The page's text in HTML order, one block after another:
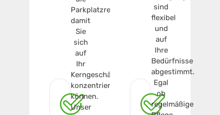
Parkplatzreinigung,
damit
Sie
sich
auf
Ihr
Kerngeschäft
konzentrieren
können.
Unser
sind
flexibel
und
auf
Ihre
Bedürfnisse
abgestimmt.
Egal
ob
regelmäßige